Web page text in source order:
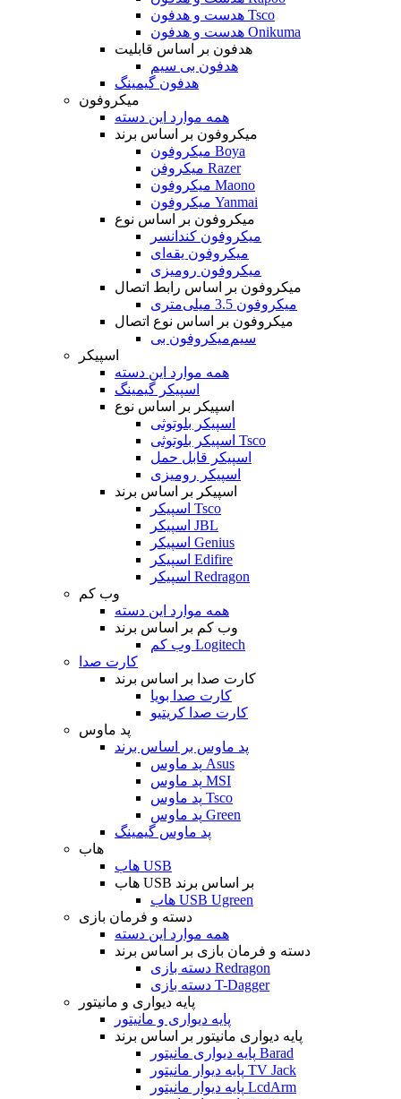
هدست و هدفون Tsco
هدست و هدفون Onikuma
هدفون بر اساس قابلیت
هدفون بی سیم
هدفون گیمینگ
میکروفون
همه موارد این دسته
میکروفون بر اساس برند
میکروفون Boya
میکروفن Razer
میکروفون Maono
میکروفون Yanmai
میکروفون بر اساس نوع
میکروفون کندانسر
میکروفون یقه‌ای
میکروفون رومیزی
میکروفون بر اساس رابط اتصال
میکروفون 3.5 میلی‌متری
میکروفون بر اساس نوع اتصال
میکروفون بی‌‎سیم
اسپیکر
همه موارد این دسته
اسپیکر گیمینگ
اسپیکر بر اساس نوع
اسپیکر بلوتوثی
اسپیکر بلوتوثی Tsco
اسپیکر قابل حمل
اسپیکر رومیزی
اسپیکر بر اساس برند
اسپیکر Tsco
اسپیکر JBL
اسپیکر Genius
اسپیکر Edifire
اسپیکر Redragon
وب کم
همه موارد این دسته
وب کم بر اساس برند
وب کم Logitech
کارت صدا
کارت صدا بر اساس برند
کارت صدا بویا
کارت صدا کریتیو
پد ماوس
پد ماوس بر اساس برند
پد ماوس Asus
پد ماوس MSI
پد ماوس Tsco
پد ماوس Green
پد ماوس گیمینگ
هاب
هاب USB
هاب USB بر اساس برند
هاب USB Ugreen
دسته و فرمان بازی
همه موارد این دسته
دسته و فرمان بازی بر اساس برند
دسته بازی Redragon
دسته بازی T-Dagger
پایه دیواری و مانیتور
پایه دیواری و مانیتور
پایه دیواری مانیتور بر اساس برند
پایه دیواری مانیتور Barad
پایه دیوار مانیتور TV Jack
پایه دیوار مانیتور LcdArm